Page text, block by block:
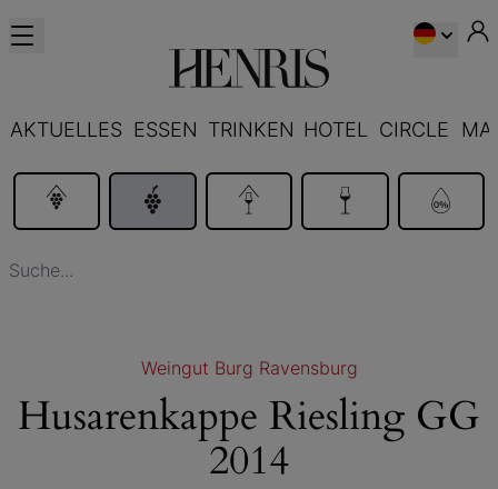
AKTUELLES ESSEN TRINKEN HOTEL CIRCLE
Weingut Burg Ravensburg
Husarenkappe Riesling GG
2014